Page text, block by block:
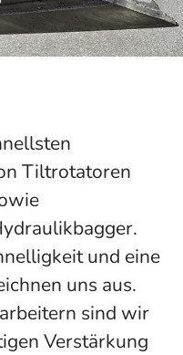
Tiltrotatoren
und eine
uns aus.
sind wir
Verstärkung